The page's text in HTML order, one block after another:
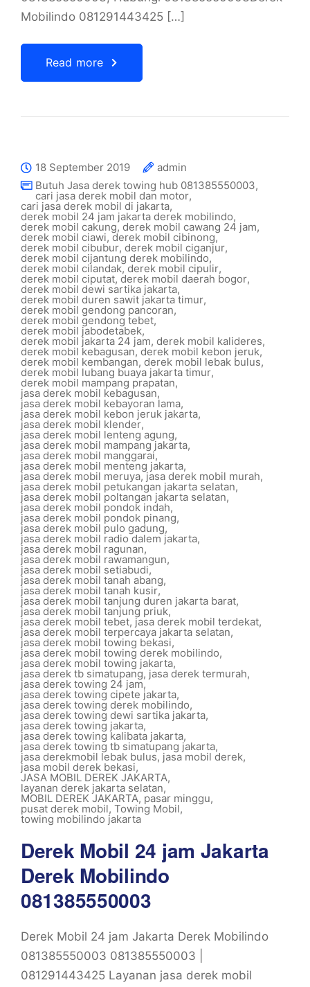
Mobilindo 081291443425 […]
Read more
18 September 2019
admin
Butuh Jasa derek towing hub 081385550003,
cari jasa derek mobil dan motor,
cari jasa derek mobil di jakarta,
derek mobil 24 jam jakarta derek mobilindo,
derek mobil cakung, derek mobil cawang 24 jam,
derek mobil ciawi, derek mobil cibinong,
derek mobil cibubur, derek mobil ciganjur,
derek mobil cijantung derek mobilindo,
derek mobil cilandak,derek mobil cipulir,
derek mobil ciputat, derek mobil daerah bogor,
derek mobil dewi sartika jakarta,
derek mobil duren sawit jakarta timur,
derek mobil gendong pancoran,
derek mobil gendong tebet,
derek mobil jabodetabek,
derek mobil jakarta 24 jam, derek mobil kalideres,
derek mobil kebagusan, derek mobil kebon jeruk,
derek mobil kembangan, derek mobil lebak bulus,
derek mobil lubang buaya jakarta timur,
derek mobil mampang prapatan,
jasa derek mobil kebagusan,
jasa derek mobil kebayoran lama,
jasa derek mobil kebon jeruk jakarta,
jasa derek mobil klender,
jasa derek mobil lenteng agung,
jasa derek mobil mampang jakarta,
jasa derek mobil manggarai,
jasa derek mobil menteng jakarta,
jasa derek mobil meruya,jasa derek mobil murah,
jasa derek mobil petukangan jakarta selatan,
jasa derek mobil poltangan jakarta selatan,
jasa derek mobil pondok indah,
jasa derek mobil pondok pinang,
jasa derek mobil pulo gadung,
jasa derek mobil radio dalem jakarta,
jasa derek mobil ragunan,
jasa derek mobil rawamangun,
jasa derek mobil setiabudi,
jasa derek mobil tanah abang,
jasa derek mobil tanah kusir,
jasa derek mobil tanjung duren jakarta barat,
jasa derek mobil tanjung priuk,
jasa derek mobil tebet, jasa derek mobil terdekat,
jasa derek mobil terpercaya jakarta selatan,
jasa derek mobil towing bekasi,
jasa derek mobil towing derek mobilindo,
jasa derek mobil towing jakarta,
jasa derek tb simatupang, jasa derek termurah,
jasa derek towing 24 jam,
jasa derek towing cipete jakarta,
jasa derek towing derek mobilindo,
jasa derek towing dewi sartika jakarta,
jasa derek towing jakarta,
jasa derek towing kalibata jakarta,
jasa derek towing tb simatupang jakarta,
jasa derekmobil lebak bulus, jasa mobil derek,
jasa mobil derek bekasi,
JASA MOBIL DEREK JAKARTA,
layanan derek jakarta selatan,
MOBIL DEREK JAKARTA, pasar minggu,
pusat derek mobil, Towing Mobil,
towing mobilindo jakarta
Derek Mobil 24 jam Jakarta
Derek Mobilindo
081385550003
Derek Mobil 24 jam Jakarta Derek Mobilindo
081385550003 081385550003 |
081291443425 Layanan jasa derek mobil